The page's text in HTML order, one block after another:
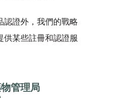
認證外，我們的戰略
供某些註冊和認證服
管理局